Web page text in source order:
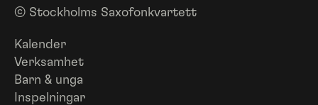
© Stockholms Saxofonkvartett
Kalender
Verksamhet
Barn & unga
Inspelningar